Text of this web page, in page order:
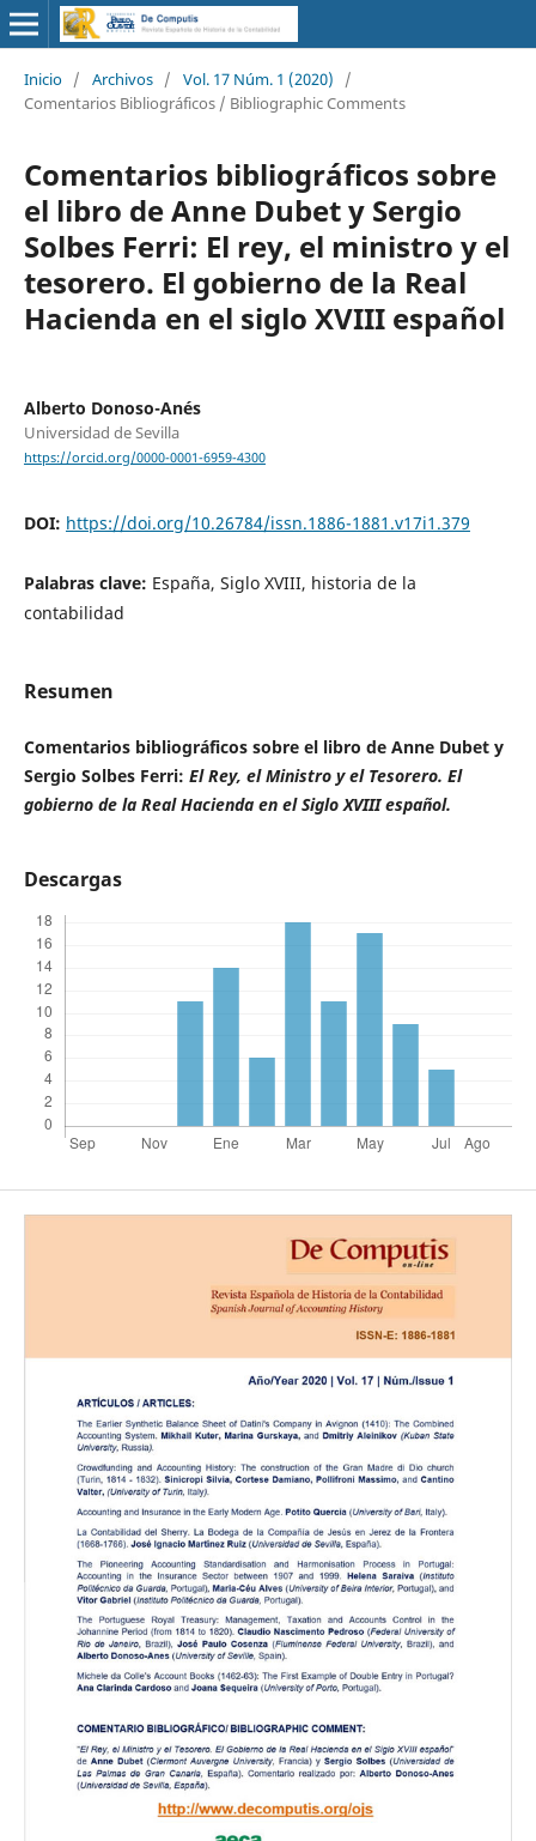
Inicio / Archivos / Vol. 17 Núm. 1 (2020)
/
Comentarios Bibliográficos / Bibliographic Comments
Comentarios bibliográficos sobre
el libro de Anne Dubet y Sergio
Solbes Ferri: El rey, el ministro y el
tesorero. El gobierno de la Real
Hacienda en el siglo XVIII español
Alberto Donoso-Anés
Universidad de Sevilla
https://orcid.org/0000-0001-6959-4300
DOI: https://doi.org/10.26784/issn.1886-1881.v17i1.379
Palabras clave: España, Siglo XVIII, historia de la
contabilidad
Resumen
Comentarios bibliográficos sobre el libro de Anne Dubet y
Sergio Solbes Ferri: El Rey, el Ministro y el Tesorero. El
gobierno de la Real Hacienda en el Siglo XVIII español.
Descargas